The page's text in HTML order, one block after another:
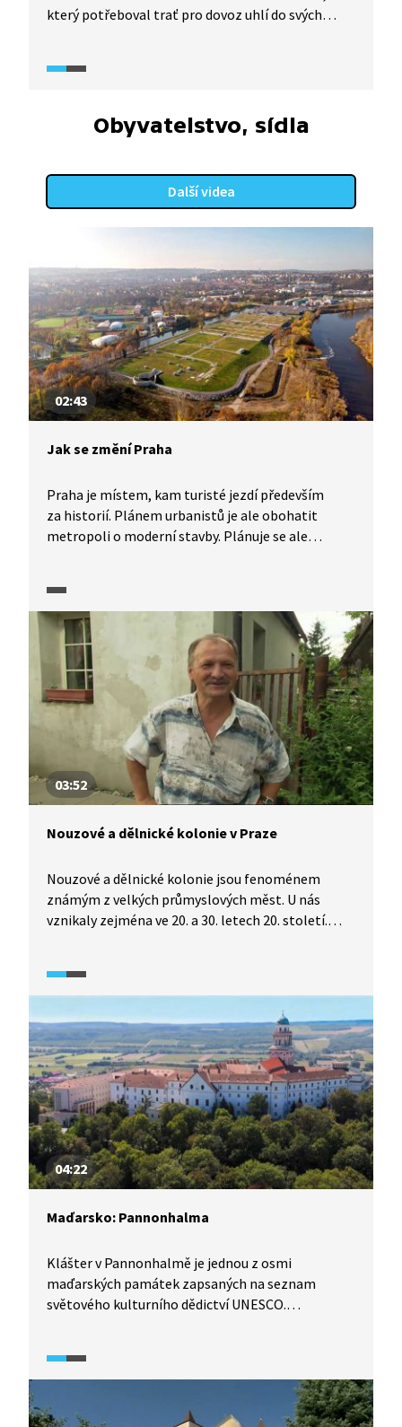
který potřeboval trať pro dovoz uhlí do svých
v širokých obloucích po úbočí kopců. Provoz byl
zdokonalována, významné bylo její doplnění
o ozubnicové výhybky.
Obyvatelstvo, sídla
Další videa
02:43
Jak se změní Praha
Praha je místem, kam turisté jezdí především
za historií. Plánem urbanistů je ale obohatit
metropoli o moderní stavby. Plánuje se ale
nového metropole a její Institut plánování
a rozvoje chystá.
03:52
Nouzové a dělnické kolonie v Praze
Nouzové a dělnické kolonie jsou fenoménem
známým z velkých průmyslových měst. U nás
vznikaly zejména ve 20. a 30. letech 20. století.
kolonie, jiné jsou trvale obývané dodnes.
04:22
Maďarsko: Pannonhalma
Klášter v Pannonhalmě je jednou z osmi
maďarských památek zapsaných na seznam
světového kulturního dědictví UNESCO.
opatství mělo v maďarské historii velký význam
a má i zajímavou spojitost s dějinami českých
zemí.